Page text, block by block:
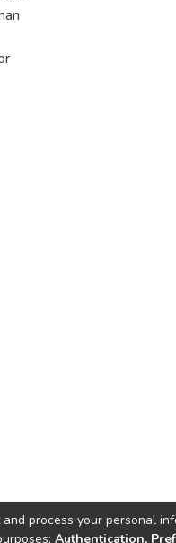
process your personal
Authentication,